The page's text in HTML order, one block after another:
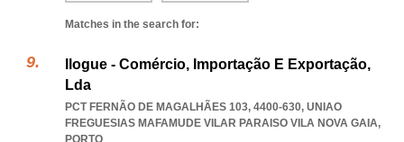
Matches in the search for:
Ilogue - Comércio, Importação E Exportação,
Lda
PCT FERNÃO DE MAGALHÃES 103, 4400-630, UNIAO
FREGUESIAS MAFAMUDE VILAR PARAISO VILA NOVA GAIA,
PORTO